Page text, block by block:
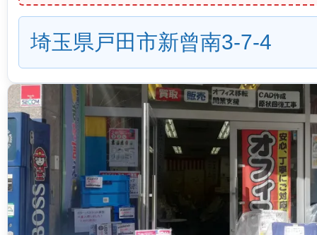
埼玉県戸田市新曾南3-7-4